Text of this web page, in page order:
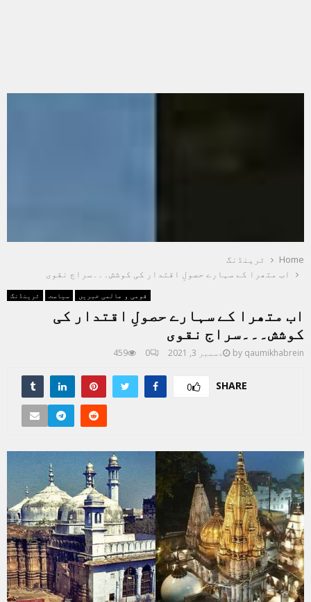
Home
ٹرینڈنگ
اب متھرا کے سہارے حصولِ اقتدار کی کوشش۔۔۔سراج نقوی
ٹرینڈنگ سیاست قومی و عالمی خبریں
اب متھرا کے سہارے حصولِ اقتدار کی
کوشش۔۔۔سراج نقوی
by qaumikhabrein دسمبر 3, 2021 0
459
SHARE
0